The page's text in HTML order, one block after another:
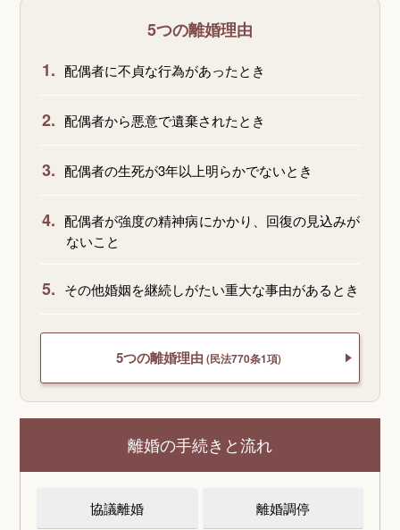
5つの離婚理由
1. 配偶者に不貞な行為があったとき
2. 配偶者から悪意で遺棄されたとき
3. 配偶者の生死が3年以上明らかでないとき
4. 配偶者が強度の精神病にかかり、回復の見込みが
ないこと
5. その他婚姻を継続しがたい重大な事由があるとき
5つの離婚理由 (民法770条1項)
離婚の手続きと流れ
協議離婚 離婚調停